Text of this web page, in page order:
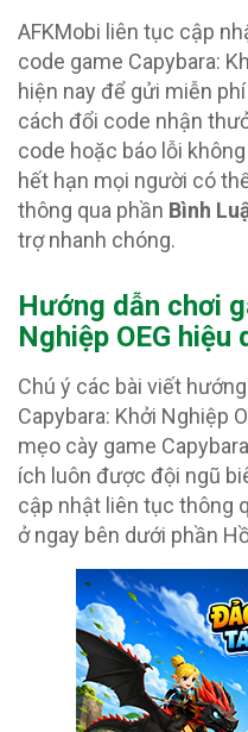
AFKMobi liên tục cập
code game Capybara:
hiện nay để gửi miễn
cách đổi code nhận
code hoặc báo lỗi
hết hạn mọi người có
thông qua phần Bình
trợ nhanh chóng.
Hướng dẫn chơi
Nghiệp OEG hiệu
Chú ý các bài viết
Capybara: Khởi Nghiệp
mẹo cày game
ích luôn được đội ngũ
cập nhật liên tục thông
ở ngay bên dưới phần